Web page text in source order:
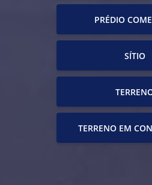
PRÉDIO
SÍTIO
TERRENO EM